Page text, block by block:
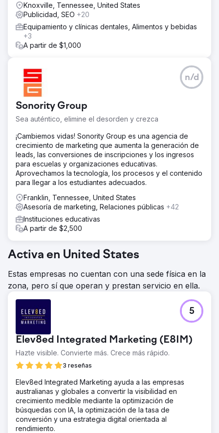
Knoxville, Tennessee, United States
Publicidad, SEO +20
Equipamiento y clínicas dentales, Alimentos y bebidas
+3
A partir de $1,000
Sonority Group
Sea auténtico, elimine el desorden y crezca
n/d
¡Cambiemos vidas! Sonority Group es una agencia de
crecimiento de marketing que aumenta la generación de
leads, las conversiones de inscripciones y los ingresos
para escuelas y organizaciones educativas.
Aprovechamos la tecnología, los procesos y el contenido
para llegar a los estudiantes adecuados.
Franklin, Tennessee, United States
Asesoría de marketing, Relaciones públicas +42
Instituciones educativas
A partir de $2,500
Activa en United States
Estas empresas no cuentan con una sede física en la
zona, pero sí que operan y prestan servicio en ella.
Elev8ed Integrated Marketing (E8IM)
Hazte visible. Convierte más. Crece más rápido.
3 reseñas
5
Elev8ed Integrated Marketing ayuda a las empresas
australianas y globales a convertir la visibilidad en
crecimiento medible mediante la optimización de
búsquedas con IA, la optimización de la tasa de
conversión y una estrategia digital orientada al
rendimiento.